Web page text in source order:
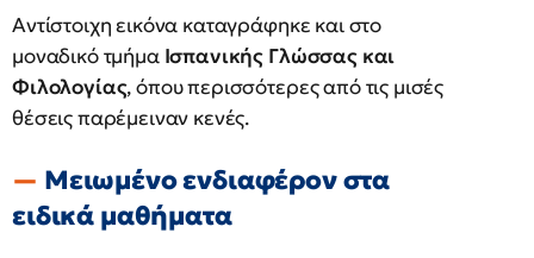
Αντίστοιχη εικόνα καταγράφηκε και στο
μοναδικό τμήμα Ισπανικής Γλώσσας και
Φιλολογίας, όπου περισσότερες από τις μισές
θέσεις παρέμειναν κενές.
Μειωμένο ενδιαφέρον στα
ειδικά μαθήματα